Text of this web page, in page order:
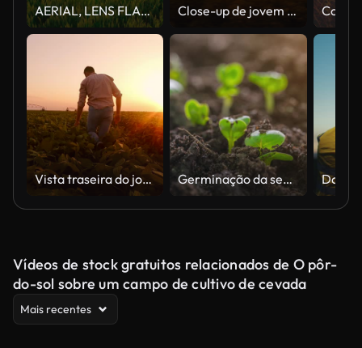
AERIAL, LENS FLARE: Vasto campo cheio de brilhos de trigo na luz dourada da manhã Close-up de jovem agricultor caminhando pelo campo ao pôr do sol
Vista traseira do jovem agricultor andando em um campo de soja e examinando a colheita. Germinação da semente e lapso de tempo com macro do alargamento da lente
Vídeos de stock gratuitos relacionados de O pôr-
do-sol sobre um campo de cultivo de cevada
Mais recentes